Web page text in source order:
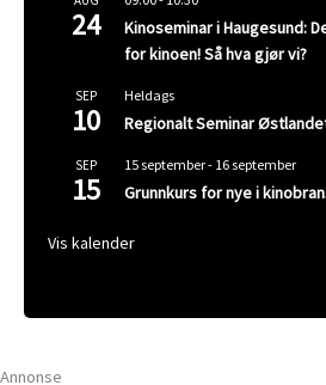
24
Kinoseminar i Haugesund:
for kinoen! Så hva gjør vi?
SEP
10
Heldags
Regionalt Seminar
SEP
15
15 september- 16 september
Grunnkurs for nye i
Vis kalender
Annonse